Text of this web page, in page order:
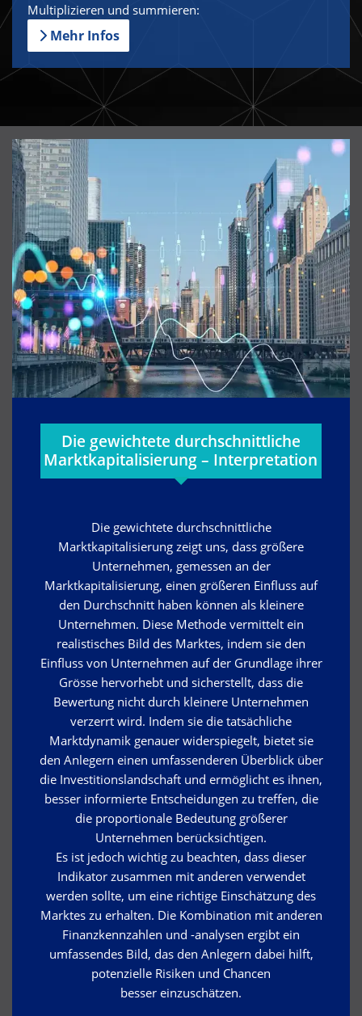
Multiplizieren und summieren:
Mehr Infos
Die gewichtete durchschnittliche
Marktkapitalisierung – Interpretation
Die gewichtete durchschnittliche
Marktkapitalisierung zeigt uns, dass größere
Unternehmen, gemessen an der
Marktkapitalisierung, einen größeren Einfluss auf
den Durchschnitt haben können als kleinere
Unternehmen. Diese Methode vermittelt ein
realistisches Bild des Marktes, indem sie den
Einfluss von Unternehmen auf der Grundlage ihrer
Grösse hervorhebt und sicherstellt, dass die
Bewertung nicht durch kleinere Unternehmen
verzerrt wird. Indem sie die tatsächliche
Marktdynamik genauer widerspiegelt, bietet sie
den Anlegern einen umfassenderen Überblick über
die Investitionslandschaft und ermöglicht es ihnen,
besser informierte Entscheidungen zu treffen, die
die proportionale Bedeutung größerer
Unternehmen berücksichtigen.
Es ist jedoch wichtig zu beachten, dass dieser
Indikator zusammen mit anderen verwendet
werden sollte, um eine richtige Einschätzung des
Marktes zu erhalten. Die Kombination mit anderen
Finanzkennzahlen und -analysen ergibt ein
umfassendes Bild, das den Anlegern dabei hilft,
potenzielle Risiken und Chancen
besser einzuschätzen.